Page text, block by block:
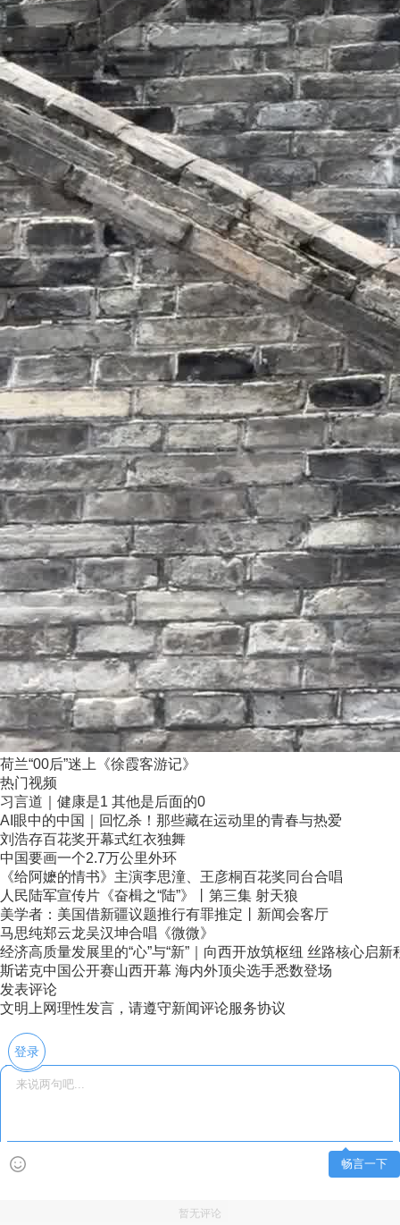
荷兰“00后”迷上《徐霞客游记》
热门视频
习言道｜健康是1 其他是后面的0
AI眼中的中国｜回忆杀！那些藏在运动里的青春与热爱
刘浩存百花奖开幕式红衣独舞
中国要画一个2.7万公里外环
《给阿嬷的情书》主演李思潼、王彦桐百花奖同台合唱
人民陆军宣传片《奋楫之“陆”》丨第三集 射天狼
美学者：美国借新疆议题推行有罪推定丨新闻会客厅
马思纯郑云龙吴汉坤合唱《微微》
经济高质量发展里的“心”与“新”｜向西开放筑枢纽 丝路核心启新
斯诺克中国公开赛山西开幕 海内外顶尖选手悉数登场
发表评论
文明上网理性发言，请遵守新闻评论服务协议
登录
畅言一下
暂无评论